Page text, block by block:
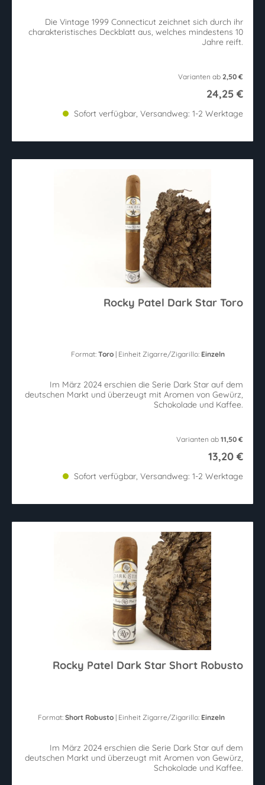
Die Vintage 1999 Connecticut zeichnet sich durch ihr
charakteristisches Deckblatt aus, welches mindestens 10
Jahre reift.
Varianten ab 2,50 €
24,25 €
Sofort verfügbar, Versandweg: 1-2 Werktage
Rocky Patel Dark Star Toro
Format:Toro | Einheit Zigarre/Zigarillo: Einzeln
Im März 2024 erschien die Serie Dark Star auf dem
deutschen Markt und überzeugt mit Aromen von Gewürz,
Schokolade und Kaffee.
Varianten ab 11,50 €
13,20 €
Sofort verfügbar, Versandweg: 1-2 Werktage
Rocky Patel Dark Star Short Robusto
Format:Short Robusto | Einheit Zigarre/Zigarillo: Einzeln
Im März 2024 erschien die Serie Dark Star auf dem
deutschen Markt und überzeugt mit Aromen von Gewürz,
Schokolade und Kaffee.